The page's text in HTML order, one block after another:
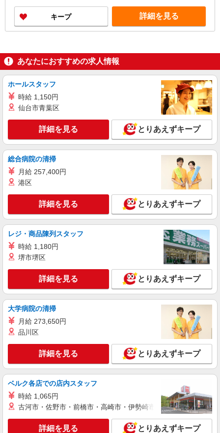
勤なし）
キープ 詳細を見る
あなたにおすすめの求人情報
ホールスタッフ
時給 1,150円
仙台市青葉区
詳細を見る とりあえずキープ
総合病院の清掃
月給 257,400円
港区
詳細を見る とりあえずキープ
レジ・商品陳列スタッフ
時給 1,180円
堺市堺区
詳細を見る とりあえずキープ
大学病院の清掃
月給 273,650円
品川区
詳細を見る とりあえずキープ
ベルク各店での店内スタッフ
時給 1,065円
古河市・佐野市・前橋市・高崎市・伊勢崎市・太田市・館林市
詳細を見る とりあえずキープ